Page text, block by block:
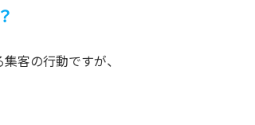
客の行動ですが、